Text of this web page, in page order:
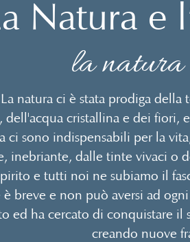
Natura e
la
La natura ci è stata prodiga della
dell'acqua cristallina e dei fiori,
ci sono indispensabili per la
inebriante, dalle tinte vivaci o
e tutti noi ne subiamo il
è breve e non può aversi ad
ed ha cercato di conquistare il
creando nuove